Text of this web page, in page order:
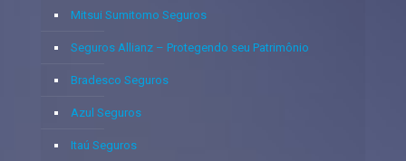
Mitsui Sumitomo Seguros
Seguros Allianz – Protegendo seu Patrimônio
Bradesco Seguros
Azul Seguros
Itaú Seguros